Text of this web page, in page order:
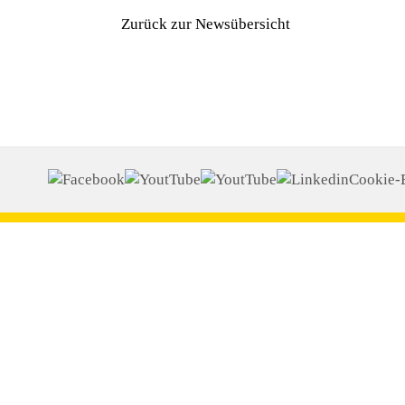
Zurück zur Newsübersicht
Cookie-